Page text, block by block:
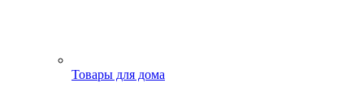
Товары для дома